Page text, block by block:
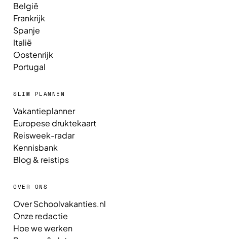
België
Frankrijk
Spanje
Italië
Oostenrijk
Portugal
SLIM PLANNEN
Vakantieplanner
Europese druktekaart
Reisweek-radar
Kennisbank
Blog & reistips
OVER ONS
Over Schoolvakanties.nl
Onze redactie
Hoe we werken